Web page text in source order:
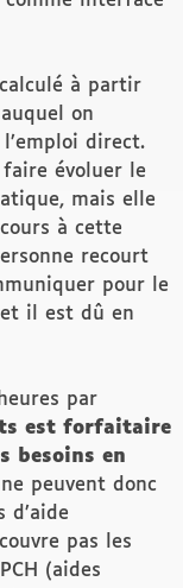
à partir
on
direct.
évoluer le
mais elle
à cette
recourt
pour le
il est dû en
par
est forfaitaire
besoins en
peuvent donc
d’aide
pas les
(aides